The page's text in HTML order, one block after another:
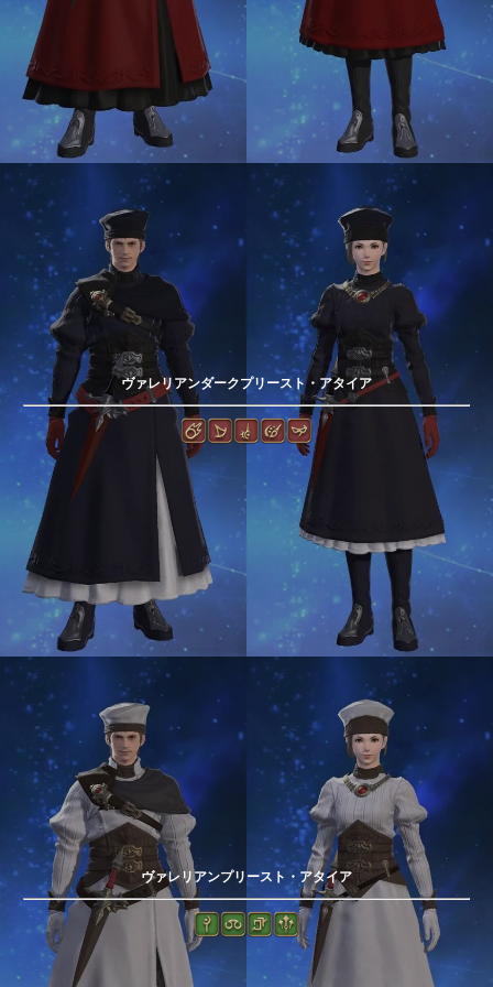
ヴァレリアンダークプリースト・アタイア
ヴァレリアンプリースト・アタイア